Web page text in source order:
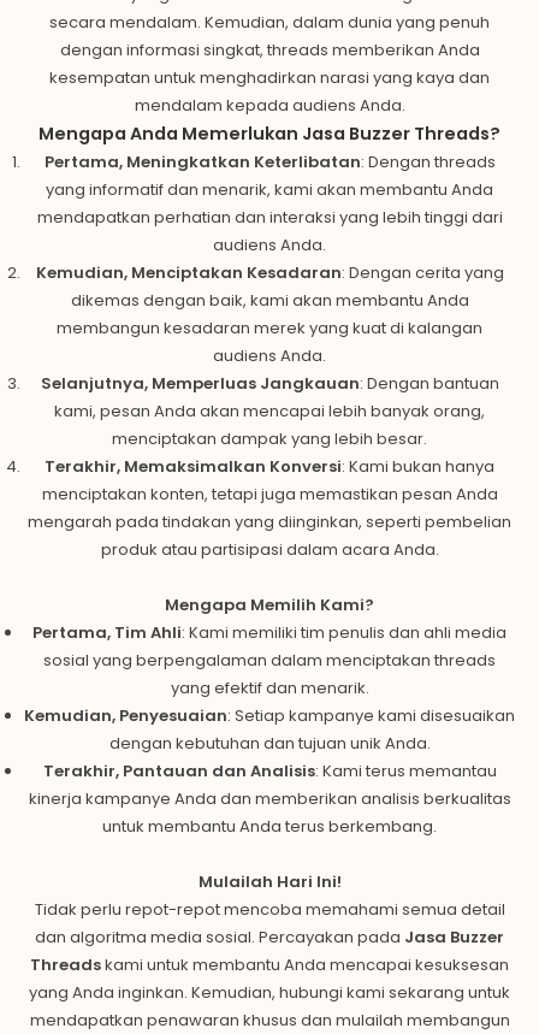
secara mendalam. Kemudian, dalam dunia yang penuh
dengan informasi singkat, threads memberikan Anda
kesempatan untuk menghadirkan narasi yang kaya dan
mendalam kepada audiens Anda.
Mengapa Anda Memerlukan Jasa Buzzer Threads?
Pertama, Meningkatkan Keterlibatan: Dengan threads
yang informatif dan menarik, kami akan membantu Anda
mendapatkan perhatian dan interaksi yang lebih tinggi dari
audiens Anda.
Kemudian, Menciptakan Kesadaran: Dengan cerita yang
dikemas dengan baik, kami akan membantu Anda
membangun kesadaran merek yang kuat di kalangan
audiens Anda.
Selanjutnya, Memperluas Jangkauan: Dengan bantuan
kami, pesan Anda akan mencapai lebih banyak orang,
menciptakan dampak yang lebih besar.
Terakhir, Memaksimalkan Konversi: Kami bukan hanya
menciptakan konten, tetapi juga memastikan pesan Anda
mengarah pada tindakan yang diinginkan, seperti pembelian
produk atau partisipasi dalam acara Anda.
Mengapa Memilih Kami?
Pertama, Tim Ahli: Kami memiliki tim penulis dan ahli media
sosial yang berpengalaman dalam menciptakan threads
yang efektif dan menarik.
Kemudian, Penyesuaian: Setiap kampanye kami disesuaikan
dengan kebutuhan dan tujuan unik Anda.
Terakhir, Pantauan dan Analisis: Kami terus memantau
kinerja kampanye Anda dan memberikan analisis berkualitas
untuk membantu Anda terus berkembang.
Mulailah Hari Ini!
Tidak perlu repot-repot mencoba memahami semua detail
dan algoritma media sosial. Percayakan pada Jasa Buzzer
Threadskami untuk membantu Anda mencapai kesuksesan
yang Anda inginkan. Kemudian, hubungi kami sekarang untuk
mendapatkan penawaran khusus dan mulailah membangun